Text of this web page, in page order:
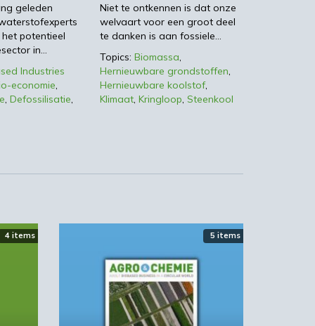
geleden
potentieel
in…
Industries
economie
Defossilisatie
Niet te ontkennen is dat onze
welvaart voor een groot deel
te danken is aan fossiele…
Topics: Biomassa
Hernieuwbare grondstoffen
Hernieuwbare koolstof,
Klimaat Kringloop Steenkool
4 items 5 items